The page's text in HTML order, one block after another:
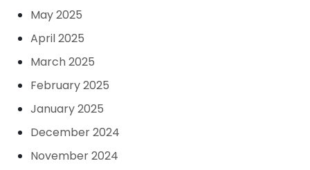
May 2025
April 2025
March 2025
February 2025
January 2025
December 2024
November 2024